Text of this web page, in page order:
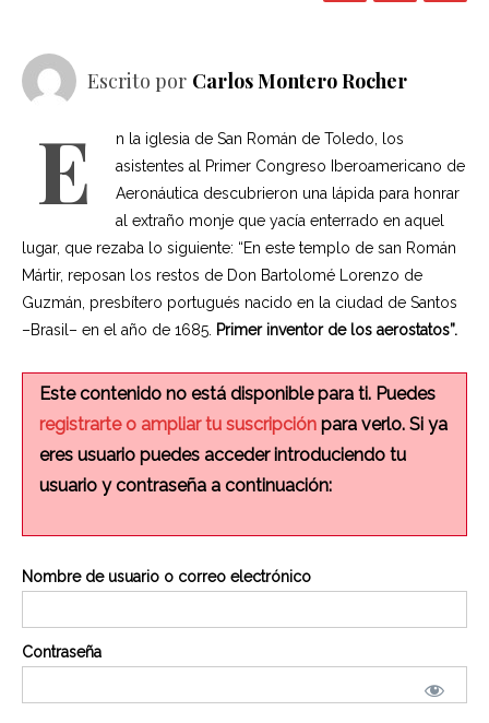
Escrito por Carlos Montero Rocher
E
n la iglesia de San Román de Toledo, los
asistentes al Primer Congreso Iberoamericano de
Aeronáutica descubrieron una lápida para honrar
al extraño monje que yacía enterrado en aquel
lugar, que rezaba lo siguiente: “En este templo de san Román
Mártir, reposan los restos de Don Bartolomé Lorenzo de
Guzmán, presbítero portugués nacido en la ciudad de Santos
–Brasil– en el año de 1685. Primer inventor de los aerostatos”.
Este contenido no está disponible para ti. Puedes
registrarte o ampliar tu suscripción para verlo. Si ya
eres usuario puedes acceder introduciendo tu
usuario y contraseña a continuación:
Nombre de usuario o correo electrónico
Contraseña